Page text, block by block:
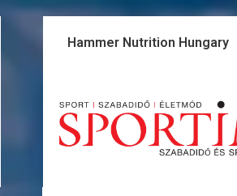
Skip
Hammer Nutrition Hungary